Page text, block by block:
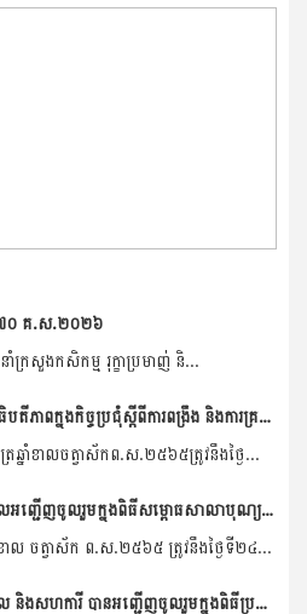
៧០ គ.ស.២០២៦
រសួងកសិកម្ម រុក្ខាប្រមាញ់ និ...
លោកប្រធាននាយកដ្ឋានអញ្ជើញជាអធិបតីភាពក្នុងកិច្ចប្រជុំស្តីពីការពង្រឹង និងការគ្រប់គ្រងមន្រ្តីរាជការ មន្រ្តីជាប់កិច្ចសន្យា របស់នាយកដ្ឋានកិច្ចការរដ្ឋបាល
ឆ្នាំខាលចត្វាស័កព.ស.២៥៦៥ត្រូវនឹងថ្ងៃ...
លោកប្រធាននាយកដ្ឋានកិច្ចការរដ្ឋបាលអញ្ជើញចូលរួមក្នុងពិធីសម្ពោធសាលាបុណ្យភូមិខ្នុរ ឃុំនាងទើត ស្រុកតំបែរ ខេត្តត្បូងឃ្មុំ
ាំខាល ចត្វាស័ក ព.ស.២៥៦៥ ត្រូវនឹងថ្ងៃទី២៤...
លោកប្រធាននាយកដ្ឋានកិច្ចការរដ្ឋបាល និងសហការី បានអញ្ជើញចូលរួមក្នុងពិធីប្រគល់ទទួលម៉ាស និងជែលលាងដៃពីក្រុមហ៊ុន Huwei